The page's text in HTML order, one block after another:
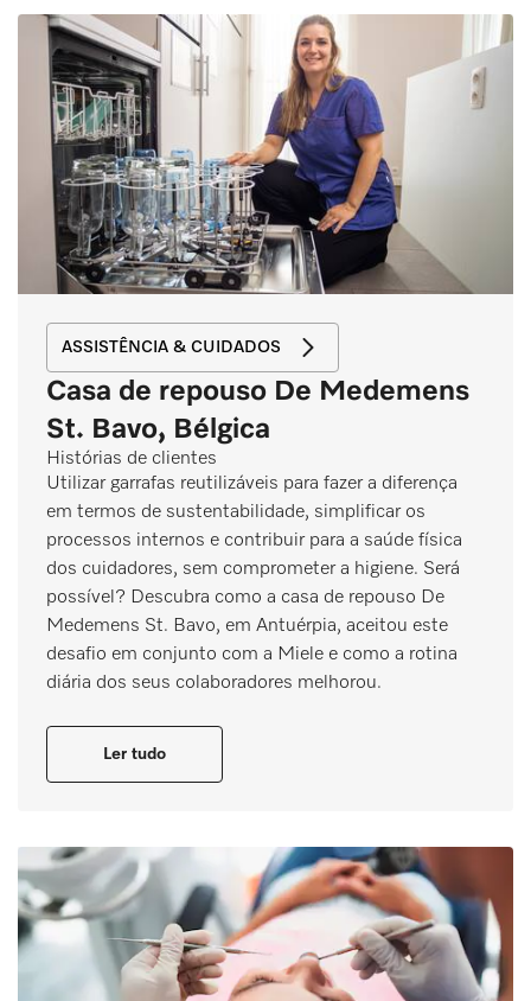
ASSISTÊNCIA & CUIDADOS
Casa de repouso De Medemens
St. Bavo, Bélgica
Histórias de clientes
Utilizar garrafas reutilizáveis para fazer a diferença
em termos de sustentabilidade, simplificar os
processos internos e contribuir para a saúde física
dos cuidadores, sem comprometer a higiene. Será
possível? Descubra como a casa de repouso De
Medemens St. Bavo, em Antuérpia, aceitou este
desafio em conjunto com a Miele e como a rotina
diária dos seus colaboradores melhorou.
Ler tudo